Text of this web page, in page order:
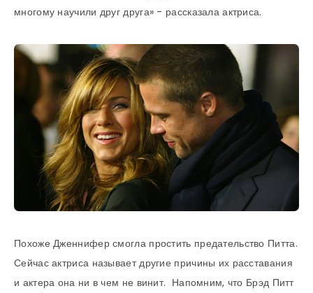
многому научили друг друга» - рассказала актриса.
Похоже Дженнифер смогла простить предательство Питта.
Сейчас актриса называет другие причины их расставания
и актера она ни в чем не винит. Напомним, что Брэд Питт